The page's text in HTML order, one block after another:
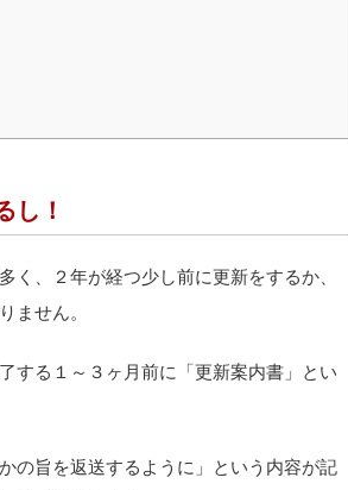
し！
く、２年が経つ少し前に更新をするか、
ません。
する１～３ヶ月前に「更新案内書」とい
の旨を返送するように」という内容が記